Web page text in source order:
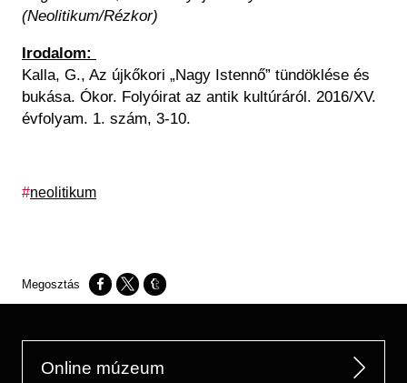
(Neolitikum/Rézkor)
Irodalom:
Kalla, G., Az újkőkori „Nagy Istennő” tündöklése és
bukása. Ókor. Folyóirat az antik kultúráról. 2016/XV.
évfolyam. 1. szám, 3-10.
Címkék
neolitikum
Opens in a new window
Opens in a new window
Opens in a new window
Online múzeum